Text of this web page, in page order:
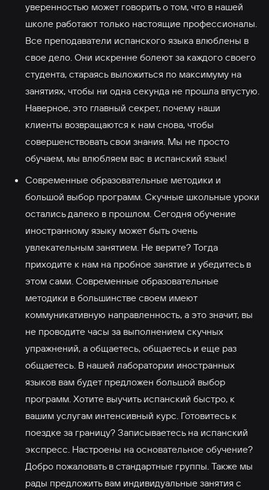
уверенностью может говорить о том, что в нашей
школе работают только настоящие профессионалы.
Все преподаватели испанского языка влюблены в
свое дело. Они искренне болеют за каждого своего
студента, стараясь выложиться по максимуму на
занятиях, чтобы ни одна секунда не прошла впустую.
Наверное, это главный секрет, почему наши
клиенты возвращаются к нам снова, чтобы
совершенствовать свои знания. Мы не просто
обучаем, мы влюбляем вас в испанский язык!
Современные образовательные методики и
большой выбор программ. Скучные школьные уроки
остались далеко в прошлом. Сегодня обучение
иностранному языку может быть очень
увлекательным занятием. Не верите? Тогда
приходите к нам на пробное занятие и убедитесь в
этом сами. Современные образовательные
методики в большинстве своем имеют
коммуникативную направленность, а это значит, вы
не проводите часы за выполнением скучных
упражнений, а общаетесь, общаетесь и еще раз
общаетесь. В нашей лаборатории иностранных
языков вам будет предложен большой выбор
программ. Хотите выучить испанский быстро, к
вашим услугам интенсивный курс. Готовитесь к
поездке за границу? Записываетесь на испанский
экспресс. Настроены на основательное обучение?
Добро пожаловать в стандартные группы. Также мы
рады предложить вам индивидуальные занятия с